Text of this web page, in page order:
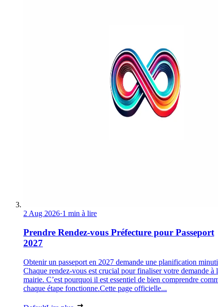
2 Aug 2026·1 min à lire
Prendre Rendez-vous Préfecture pour Passeport
2027
Obtenir un passeport en 2027 demande une planification
Chaque rendez-vous est crucial pour finaliser votre demande à
mairie. C’est pourquoi il est essentiel de bien comprendre
chaque étape fonctionne.Cette page officielle...